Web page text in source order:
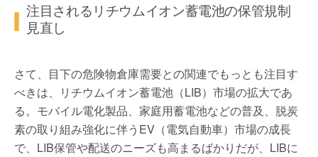
注目されるリチウムイオン蓄電池の保管規制
見直し
さて、目下の危険物倉庫需要との関連でもっとも注目す
べきは、リチウムイオン蓄電池（LIB）市場の拡大であ
る。モバイル電化製品、家庭用蓄電池などの普及、脱炭
素の取り組み強化に伴うEV（電気自動車）市場の成長
で、LIB保管や配送のニーズも高まるばかりだが、LIBに